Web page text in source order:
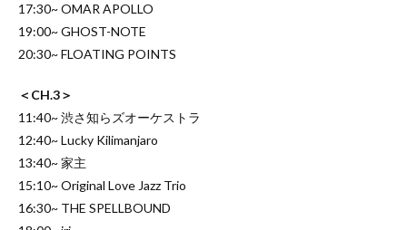
17:30~ OMAR APOLLO
19:00~ GHOST-NOTE
20:30~ FLOATING POINTS
＜CH.3＞
11:40~ 渋さ知らズオーケストラ
12:40~ Lucky Kilimanjaro
13:40~ 家主
15:10~ Original Love Jazz Trio
16:30~ THE SPELLBOUND